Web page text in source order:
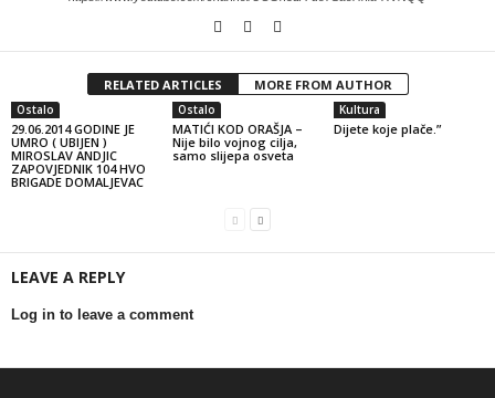
RELATED ARTICLES MORE FROM AUTHOR
Ostalo
29.06.2014 GODINE JE
UMRO ( UBIJEN )
MIROSLAV ANDJIC
ZAPOVJEDNIK 104 HVO
BRIGADE DOMALJEVAC
Ostalo
MATIĆI KOD ORAŠJA –
Nije bilo vojnog cilja,
samo slijepa osveta
Kultura
Dijete koje plače.”
LEAVE A REPLY
Log in to leave a comment